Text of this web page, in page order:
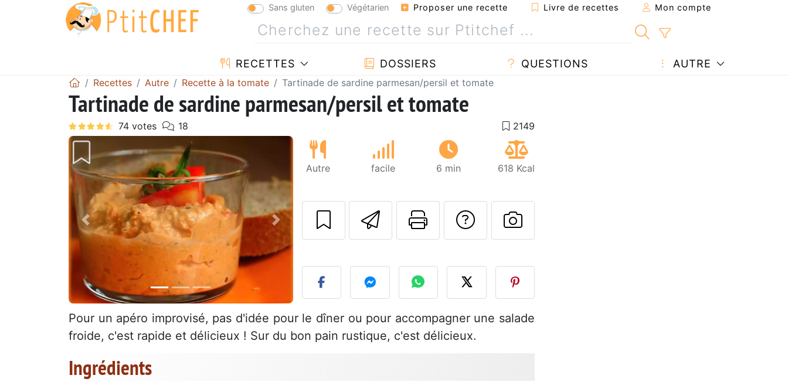
Sans gluten Végétarien Proposer une recette Livre de recettes Mon compte
RECETTES DOSSIERS QUESTIONS AUTRE
Recettes Autre Recette à la tomate Tartinade de sardine parmesan/persil et tomate
Tartinade de sardine parmesan/persil et tomate
Précédent Suivant
Autre facile 6 min 618 Kcal
Envoyer cette recette à un ami
Imprimer cette page
Poser une question à l'auteur
Publier votre photo de cette
Pour un apéro improvisé, pas d'idée pour le dîner ou pour accompagner une salade
froide, c'est rapide et délicieux ! Sur du bon pain rustique, c'est délicieux.
Ingrédients